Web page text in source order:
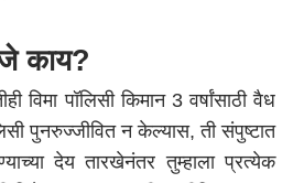
काय?
विमा पॉलिसी किमान 3 वर्षांसाठी वैध
पुनरुज्जीवित न केल्यास, ती संपुष्टात
देय तारखेनंतर तुम्हाला प्रत्येक